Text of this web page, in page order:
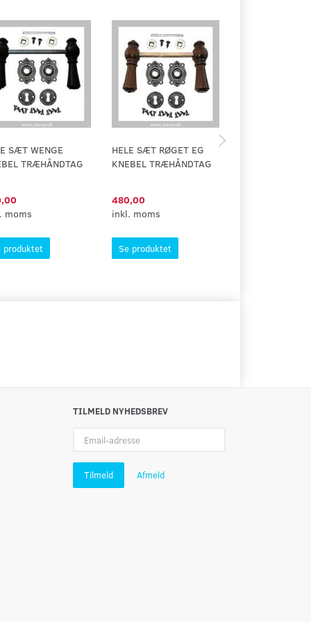
SÆT WENGE
TRÆHÅNDTAG
moms
produktet
HELE SÆT RØGET EG
KNEBEL TRÆHÅNDTAG
480,00
inkl. moms
Se produktet
TILMELD NYHEDSBREV
adresse
Tilmeld Afmeld